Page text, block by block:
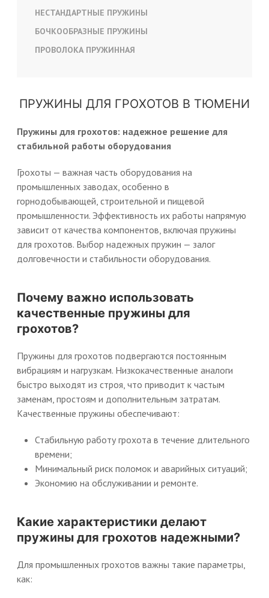
НЕСТАНДАРТНЫЕ ПРУЖИНЫ
БОЧКООБРАЗНЫЕ ПРУЖИНЫ
ПРОВОЛОКА ПРУЖИННАЯ
ПРУЖИНЫ ДЛЯ ГРОХОТОВ В ТЮМЕНИ
Пружины для грохотов: надежное решение для
стабильной работы оборудования
Грохоты — важная часть оборудования на
промышленных заводах, особенно в
горнодобывающей, строительной и пищевой
промышленности. Эффективность их работы напрямую
зависит от качества компонентов, включая пружины
для грохотов. Выбор надежных пружин — залог
долговечности и стабильности оборудования.
Почему важно использовать
качественные пружины для
грохотов?
Пружины для грохотов подвергаются постоянным
вибрациям и нагрузкам. Низкокачественные аналоги
быстро выходят из строя, что приводит к частым
заменам, простоям и дополнительным затратам.
Качественные пружины обеспечивают:
Стабильную работу грохота в течение длительного
времени;
Минимальный риск поломок и аварийных ситуаций;
Экономию на обслуживании и ремонте.
Какие характеристики делают
пружины для грохотов надежными?
Для промышленных грохотов важны такие параметры,
как: